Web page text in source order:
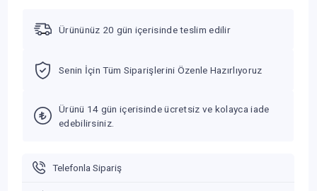
Ürününüz 20 gün içerisinde teslim edilir
Senin İçin Tüm Siparişlerini Özenle Hazırlıyoruz
Ürünü 14 gün içerisinde ücretsiz ve kolayca iade
edebilirsiniz.
Telefonla Sipariş